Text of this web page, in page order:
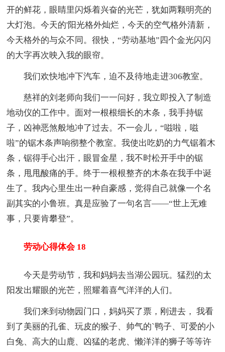
开的鲜花，眼睛里闪烁着兴奋的光芒，犹如两颗明亮的
大灯泡。今天的'阳光格外灿烂，今天的空气格外清新，
今天格外的与众不同。很快，“劳动基地”四个金光闪闪
的大字再次映入我的眼帘。
我们欢快地冲下汽车，迫不及待地走进306教室。
慈祥的刘老师向我们一一问好，我立即投入了制造
地动仪的工作中。面对一根根细长的木条，我手持锯
子，凶神恶煞般地冲了过去。不一会儿，“嗞啦，嗞
啦”的锯木条声响彻整个教室。我使出吃奶的力气锯着木
条，锯得手心出汗，眼冒金星，我不时松开手中的锯
条，甩甩酸痛的手。终于一根根整齐的木条在我手中诞
生了。我内心里生出一种自豪感，觉得自己就像一个名
副其实的小鲁班。真是应验了一句名言——“世上无难
事，只要肯攀登”。
劳动心得体会 18
今天是劳动节，我和妈妈去当湖公园玩。猛烈的太
阳发出耀眼的光芒，照耀着喜气洋洋的人们。
我们来到动物园门口，妈妈买了票，刚进去， 我看
到了美丽的孔雀、玩皮的猴子、帅气的`鸭子、可爱的小
白兔、高大的山鹿、凶猛的老虎、懒洋洋的狮子等等许